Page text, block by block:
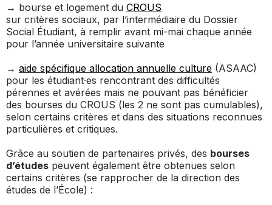
→ bourse et logement du CROUS
sur critères sociaux, par l’intermédiaire du Dossier
Social Étudiant, à remplir avant mi-mai chaque année
pour l’année universitaire suivante
→ aide spécifique allocation annuelle culture (ASAAC)
pour les étudiant·es rencontrant des difficultés
pérennes et avérées mais ne pouvant pas bénéficier
des bourses du CROUS (les 2 ne sont pas cumulables),
selon certains critères et dans des situations reconnues
particulières et critiques.
Grâce au soutien de partenaires privés, des bourses
d’études peuvent également être obtenues selon
certains critères (se rapprocher de la direction des
études de l’École) :